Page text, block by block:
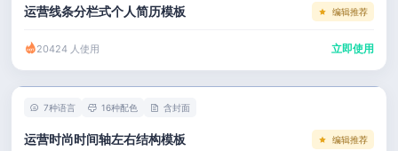
简历模板
应届生
左右分栏
考研复试
金融 / 汽车
市场 / 运营
人事 / 行政
运营线条分栏式个人简历模板 编辑推荐
20424 人使用 立即使用
7种语言 16种配色 含封面
运营时尚时间轴左右结构模板 编辑推荐